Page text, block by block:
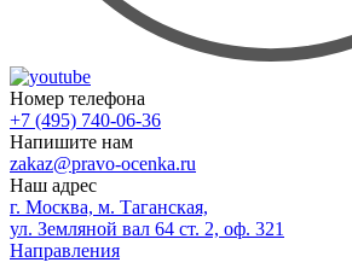
Номер телефона
+7 (495) 740-06-36
Напишите нам
zakaz@pravo-ocenka.ru
Наш адрес
г. Москва, м. Таганская,
ул. Земляной вал 64 ст. 2, оф. 321
Направления